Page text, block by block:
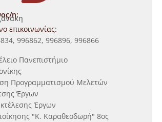
η:
επικοινωνίας:
996862, 996896, 996866
Πανεπιστήμιο
Προγραμματισμού Μελετών
Έργων
Έργων
"Κ. Καραθεοδωρή" 8ος